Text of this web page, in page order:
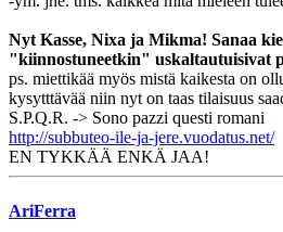
Nyt Kasse, Nixa ja Mikma! Sanaa
"kiinnostuneetkin" uskaltautuisivat
ps. miettikää myös mistä kaikesta on
kysytttävää niin nyt on taas tilaisuus
S.P.Q.R. -> Sono pazzi questi romani
http://subbuteo-ile-ja-jere.vuodatus.net/
EN TYKKÄÄ ENKÄ JAA!
AriFerra